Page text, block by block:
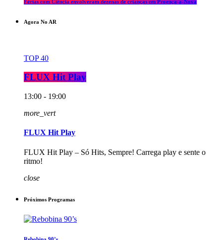
Férias com Ciência envolveram dezenas de crianças em Proença-a-Nova
Agora No AR
TOP 40
FLUX Hit Play
13:00 - 19:00
more_vert
FLUX Hit Play
FLUX Hit Play – Só Hits, Sempre! Carrega play e sente o
ritmo!
close
Próximos Programas